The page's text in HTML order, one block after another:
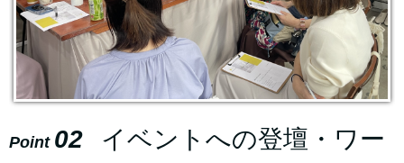
Point 02
イベントへの登壇・ワー